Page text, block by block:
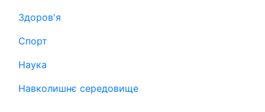
Здоров'я
Спорт
Наука
Навколишнє середовище